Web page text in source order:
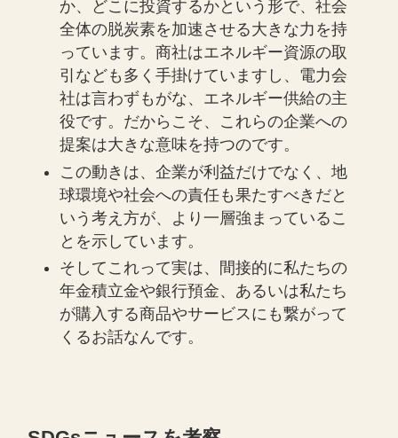
か、どこに投資するかという形で、社会
全体の脱炭素を加速させる大きな力を持
っています。商社はエネルギー資源の取
引なども多く手掛けていますし、電力会
社は言わずもがな、エネルギー供給の主
役です。だからこそ、これらの企業への
提案は大きな意味を持つのです。
この動きは、企業が利益だけでなく、地
球環境や社会への責任も果たすべきだと
いう考え方が、より一層強まっているこ
とを示しています。
そしてこれって実は、間接的に私たちの
年金積立金や銀行預金、あるいは私たち
が購入する商品やサービスにも繋がって
くるお話なんです。